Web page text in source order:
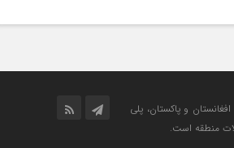
و پاکستان، پلی
منطقه است.